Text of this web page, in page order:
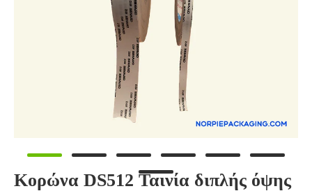
Κορώνα DS512 Ταινία διπλής όψης